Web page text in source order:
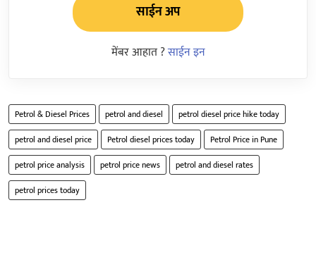
साईन अप
मेंबर आहात ?साईन इन
Petrol & Diesel Prices petrol and diesel
petrol diesel price hike today
petrol and diesel price
Petrol diesel prices today
Petrol Price in Pune
petrol price analysis
petrol price news
petrol and diesel rates
petrol prices today